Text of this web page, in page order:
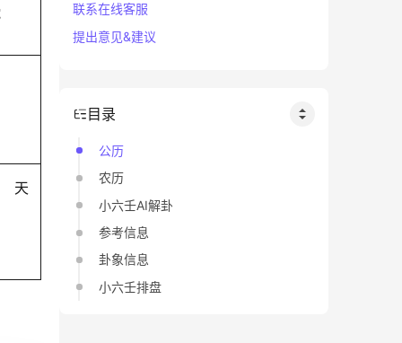
天
联系在线客服
提出意见&建议
目录
公历
农历
小六壬AI解卦
参考信息
卦象信息
小六壬排盘